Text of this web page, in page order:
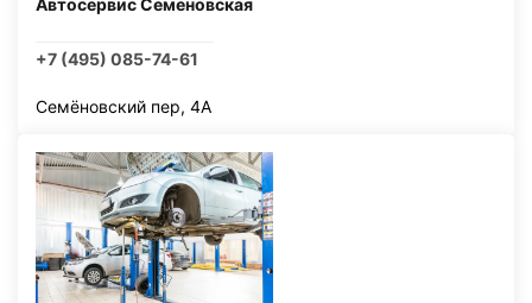
Автосервис Семеновская
+7 (495) 085-74-61
Семёновский пер, 4А